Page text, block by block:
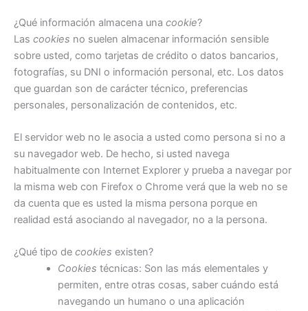
¿Qué información almacena una cookie?
Las cookies no suelen almacenar información sensible
sobre usted, como tarjetas de crédito o datos bancarios,
fotografías, su DNI o información personal, etc. Los datos
que guardan son de carácter técnico, preferencias
personales, personalización de contenidos, etc.
El servidor web no le asocia a usted como persona si no a
su navegador web. De hecho, si usted navega
habitualmente con Internet Explorer y prueba a navegar por
la misma web con Firefox o Chrome verá que la web no se
da cuenta que es usted la misma persona porque en
realidad está asociando al navegador, no a la persona.
¿Qué tipo de cookies existen?
Cookies técnicas: Son las más elementales y
permiten, entre otras cosas, saber cuándo está
navegando un humano o una aplicación